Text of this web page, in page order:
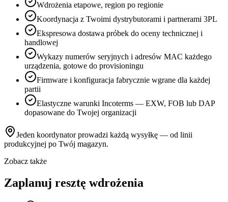
Wdrożenia etapowe, region po regionie
Koordynacja z Twoimi dystrybutorami i partnerami 3PL
Ekspresowa dostawa próbek do oceny technicznej i
handlowej
Wykazy numerów seryjnych i adresów MAC każdego
urządzenia, gotowe do provisioningu
Firmware i konfiguracja fabrycznie wgrane dla każdej
partii
Elastyczne warunki Incoterms — EXW, FOB lub DAP
dopasowane do Twojej organizacji
Jeden koordynator prowadzi każdą wysyłkę — od linii
produkcyjnej po Twój magazyn.
Zobacz także
Zaplanuj resztę wdrożenia